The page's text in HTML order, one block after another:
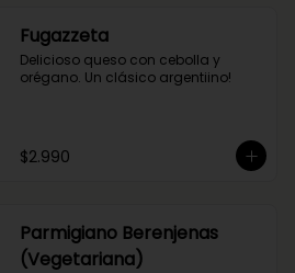
Fugazzeta
Delicioso queso con cebolla y
orégano. Un clásico argentiino!
$2.990
Parmigiano Berenjenas
(Vegetariana)